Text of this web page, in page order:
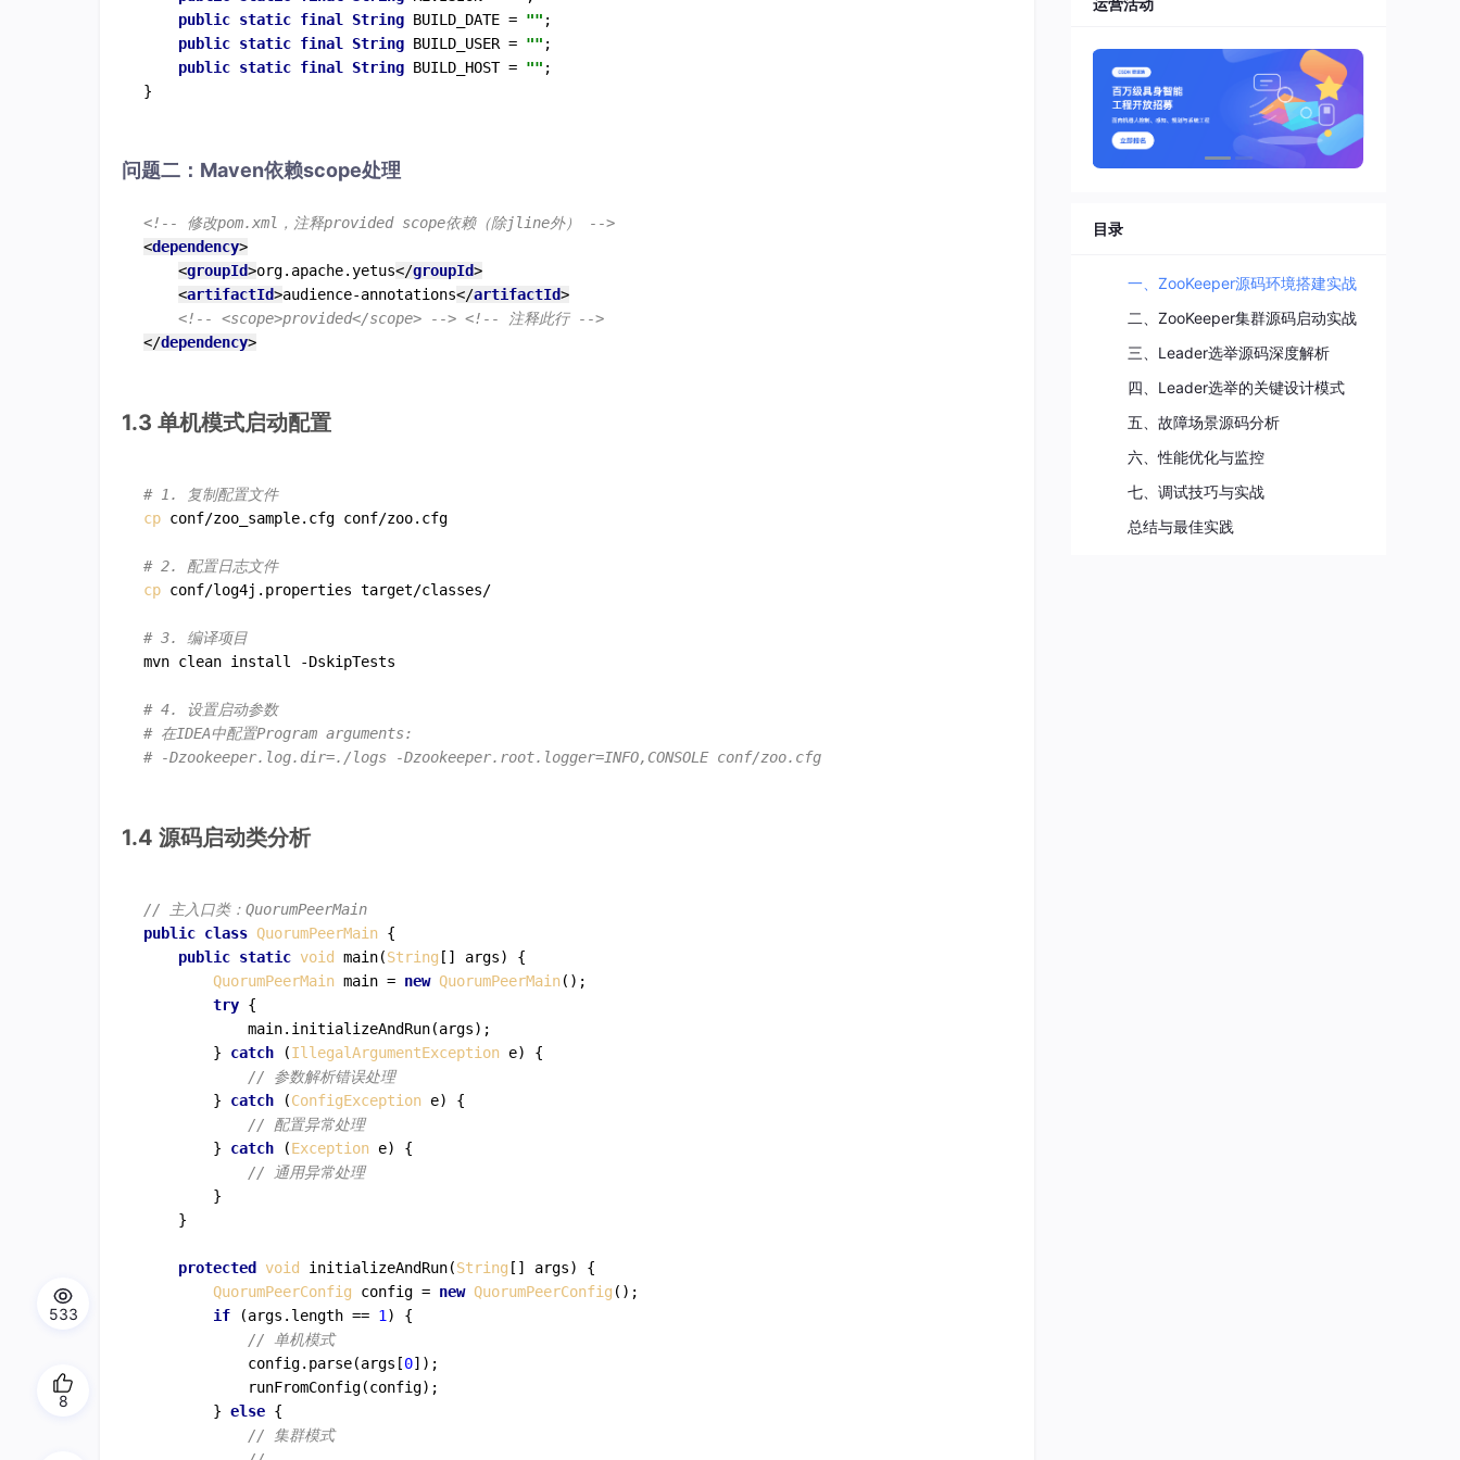
public static final String BUILD_DATE = "" ;
public static final String BUILD_USER = "" ;
public static final String BUILD_HOST = "" ;
}
问题二：Maven依赖scope处理
<!-- 修改pom.xml，注释provided scope依赖（除jline外） -->
<dependency>
<groupId>org.apache.yetus</groupId>
<artifactId>audience-annotations</artifactId>
<!-- <scope>provided</scope> --> <!-- 注释此行 -->
</dependency>
1.3 单机模式启动配置
# 1. 复制配置文件
cp conf/zoo_sample.cfg conf/zoo.cfg
# 2. 配置日志文件
cp conf/log4j.properties target/classes/
# 3. 编译项目
mvn clean install -DskipTests
# 4. 设置启动参数
# 在IDEA中配置Program arguments:
# -Dzookeeper.log.dir=./logs -Dzookeeper.root.logger=INFO,CONSOLE conf/zoo.cfg
1.4 源码启动类分析
// 主入口类：QuorumPeerMain
public class QuorumPeerMain {
public static void main(String [] args) {
QuorumPeerMain main = new QuorumPeerMain();
try {
            main.
initializeAndRun(args);
        }
catch (IllegalArgumentException e) {
// 参数解析错误处理
        }
catch (ConfigException e) {
// 配置异常处理
        }
catch (Exception e) {
// 通用异常处理
        }
    }
protected void initializeAndRun(String [] args) {
QuorumPeerConfig config = new QuorumPeerConfig ();
if (args. length == 1 ) {
// 单机模式
            config.
parse(args[0]);
runFromConfig(config);
        }
else {
// 集群模式
533
8
目录
一、ZooKeeper源码环境搭建实战
二、ZooKeeper集群源码启动实战
三、Leader选举源码深度解析
四、Leader选举的关键设计模式
五、故障场景源码分析
六、性能优化与监控
七、调试技巧与实战
总结与最佳实践